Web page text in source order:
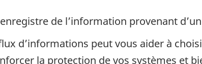
de l’information provenant
d’informations peut vous aider à
la protection de vos systèmes et